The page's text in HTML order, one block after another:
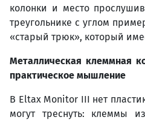
колонки и место
треугольнике с углом
«старый трюк», который
Металлическая клеммная
практическое мышление
В Eltax Monitor III нет
могут треснуть: клеммы